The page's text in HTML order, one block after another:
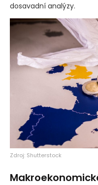
zásadně oslabilo a
dosavadní analýzy.
Zdroj: Shutterstock